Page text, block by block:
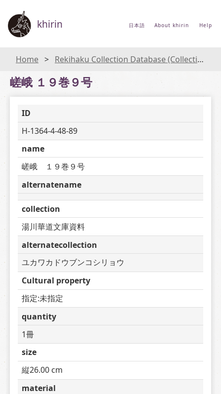
khirin 日本語 About khirin Help
Home Rekihaku Collection Database (Collections Database of the National Museum of Japanese History)
嵯峨 １９巻９号
ID
H-1364-4-48-89
name
嵯峨　１９巻９号
alternatename
collection
湯川華道文庫資料
alternatecollection
ユカワカドウブンコシリョウ
Cultural property
指定:未指定
quantity
1冊
size
縦26.00 cm
material